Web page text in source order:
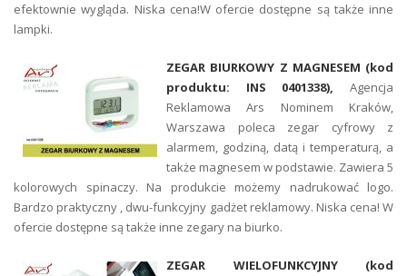
efektownie wygląda. Niska cena!W ofercie dostępne są także inne
lampki.
ZEGAR BIURKOWY Z MAGNESEM (kod
produktu: INS 0401338), Agencja
Reklamowa Ars Nominem Kraków,
Warszawa poleca zegar cyfrowy z
alarmem, godziną, datą i temperaturą, a
także magnesem w podstawie. Zawiera 5
kolorowych spinaczy. Na produkcie możemy nadrukować logo.
Bardzo praktyczny , dwu-funkcyjny gadżet reklamowy. Niska cena! W
ofercie dostępne są także inne zegary na biurko.
ZEGAR WIELOFUNKCYJNY (kod